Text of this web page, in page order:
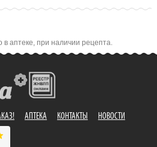
в аптеке, при наличии рецепта.
АПТЕКА КОНТАКТЫ НОВОСТИ